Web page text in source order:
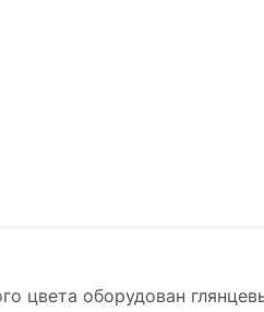
цвета оборудован